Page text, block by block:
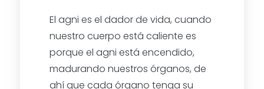
El agni es el dador de vida, cuando
nuestro cuerpo está caliente es
porque el agni está encendido,
madurando nuestros órganos, de
ahí que cada órgano tenga su